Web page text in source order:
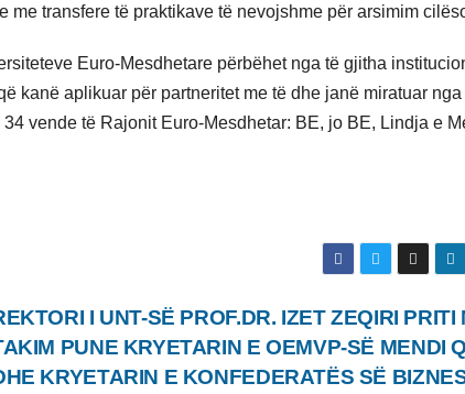
transfere të praktikave të nevojshme për arsimim
Euro-Mesdhetare përbëhet nga të gjitha
kanë aplikuar për partneritet me të dhe janë miratuar
vende të Rajonit Euro-Mesdhetar: BE, jo BE, Lindja e
I UNT-SË PROF.DR. IZET ZEQIRI PRITI
PUNE KRYETARIN E OEMVP-SË MENDI
KRYETARIN E KONFEDERATËS SË